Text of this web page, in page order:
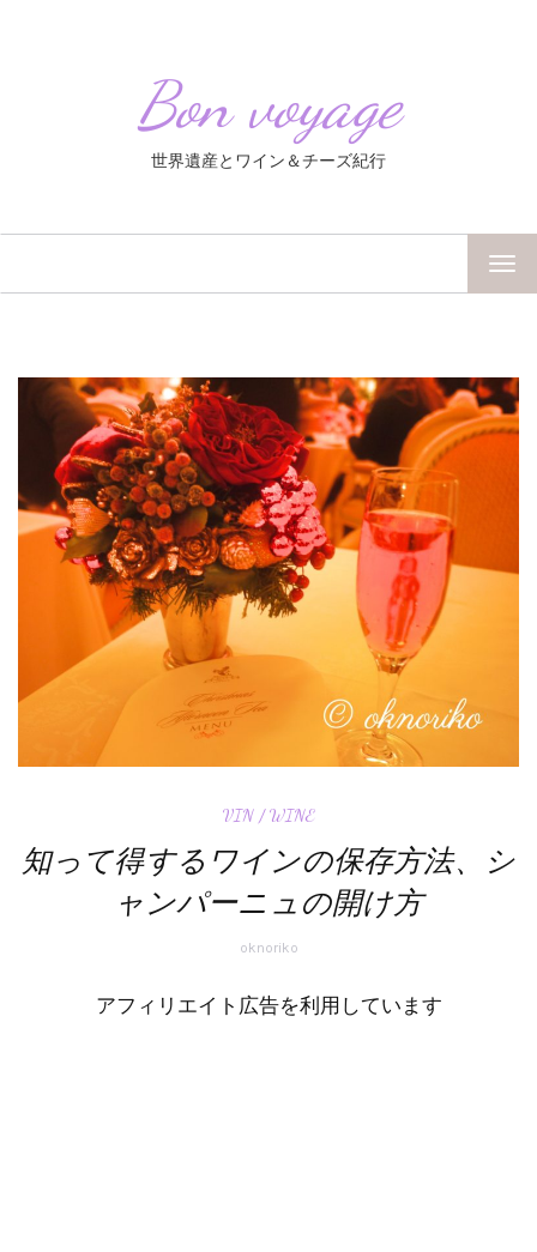
Bon voyage
世界遺産とワイン＆チーズ紀行
VIN / WINE
知って得するワインの保存方法、シ
ャンパーニュの開け方
oknoriko
アフィリエイト広告を利用しています